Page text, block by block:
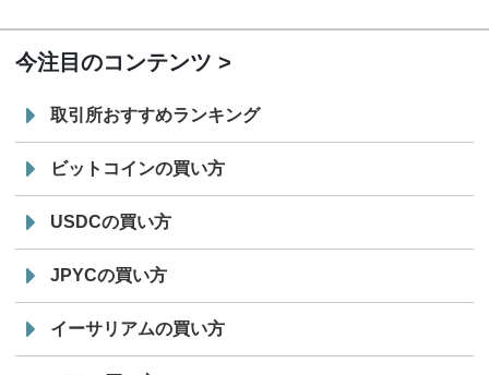
今注目のコンテンツ
取引所おすすめランキング
ビットコインの買い方
USDCの買い方
JPYCの買い方
イーサリアムの買い方